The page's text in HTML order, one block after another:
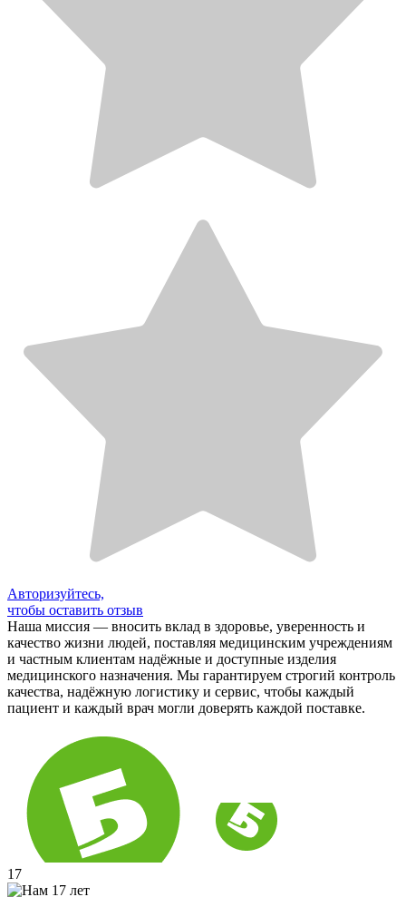
Авторизуйтесь,
чтобы оставить отзыв
Наша миссия — вносить вклад в здоровье, уверенность и
качество жизни людей, поставляя медицинским учреждениям
и частным клиентам надёжные и доступные изделия
медицинского назначения. Мы гарантируем строгий контроль
качества, надёжную логистику и сервис, чтобы каждый
пациент и каждый врач могли доверять каждой поставке.
17